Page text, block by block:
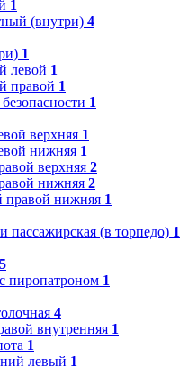
1
(внутри) 4
1
левой 1
правой 1
1
верхняя 1
нижняя 1
верхняя 2
нижняя 2
правой нижняя 1
пассажирская (в торпедо) 1
5
пиропатроном 1
4
внутренняя 1
1
левый 1